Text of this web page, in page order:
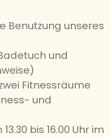
Benutzung unseres
und
Fitnessräume
und
bis 16.00 Uhr im